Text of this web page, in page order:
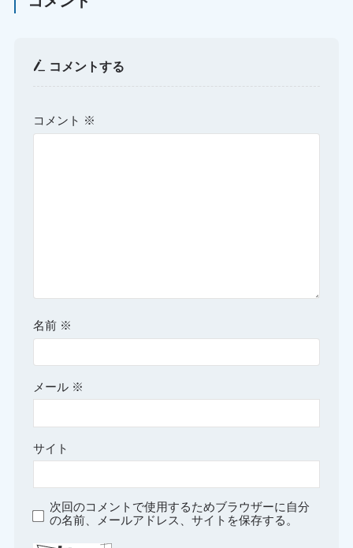
コメントする
コメント ※
名前 ※
メール ※
サイト
次回のコメントで使用するためブラウザーに自分
の名前、メールアドレス、サイトを保存する。